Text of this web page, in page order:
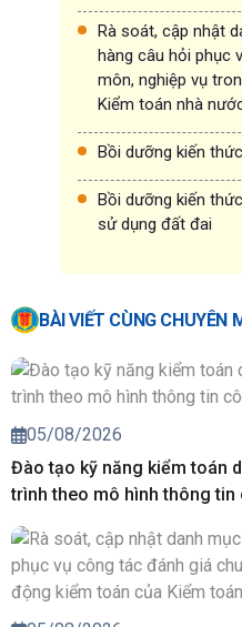
Rà soát, cập nhật
hàng câu hỏi phục
môn, nghiệp vụ
Kiểm toán nhà
Bồi dưỡng kiến
Bồi dưỡng kiến
sử dụng đất đai
BÀI VIẾT CÙNG CHUYÊN
05/08/2026
Đào tạo kỹ năng kiểm toán
trình theo mô hình thông tin